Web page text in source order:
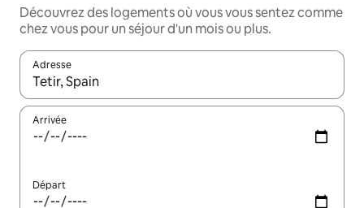
Découvrez des logements où vous vous sentez comme
chez vous pour un séjour d'un mois ou plus.
Adresse
Lorsque les résultats s'affichent, utilisez les flèches vers le
Arrivée
Départ